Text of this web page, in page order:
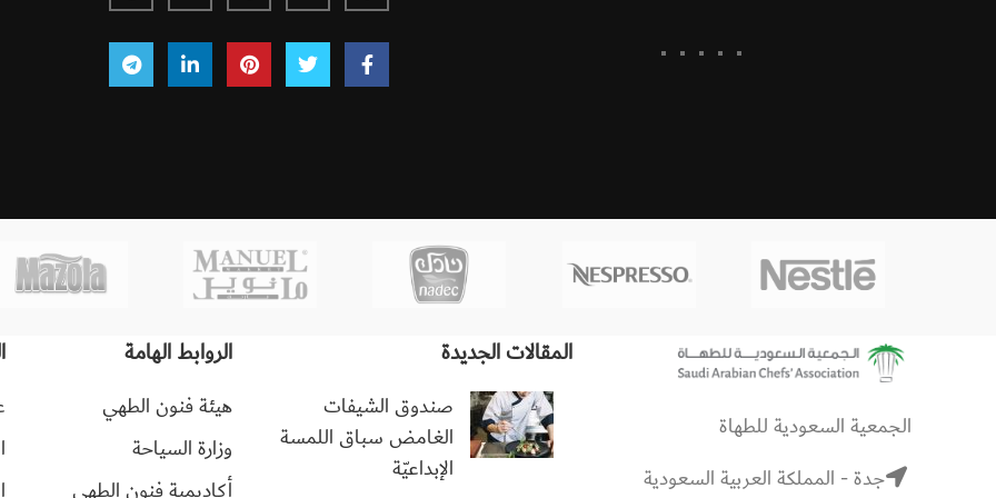
الجمعية السعودية للطهاة
جدة - المملكة العربية السعودية
المقالات الجديدة
صندوق الشيفات
الغامض سباق اللمسة
الإبداعيّة
الروابط الهامة
هيئة فنون الطهي
وزارة السياحة